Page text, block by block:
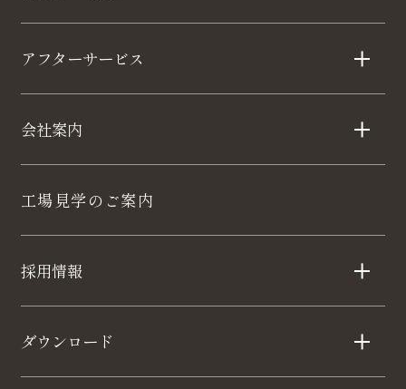
アフターサービス
会社案内
工場見学のご案内
採用情報
ダウンロード